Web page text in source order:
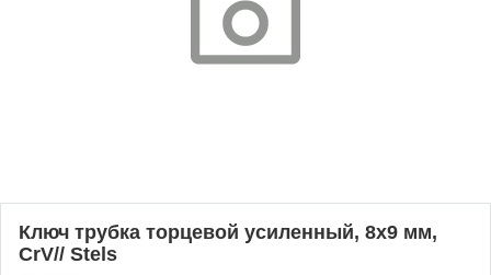
Ключ трубка торцевой усиленный, 8х9 мм,
CrV// Stels